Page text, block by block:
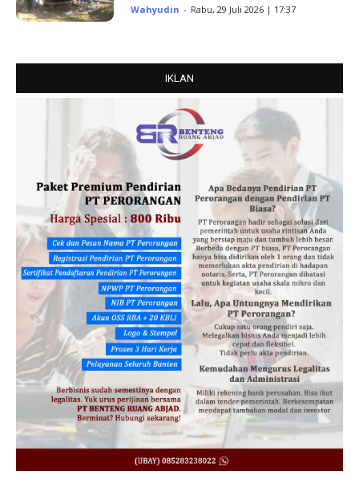
Wahyudin - Rabu, 29 Juli 2026 | 17:37
IKLAN